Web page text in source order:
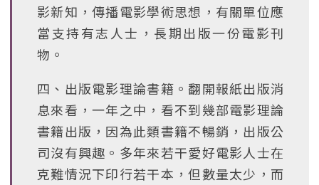
影新知，傳播電影學術思想，有關單位應
當支持有志人士，長期出版一份電影刊
物。
四、出版電影理論書籍。翻開報紙出版消
息來看，一年之中，看不到幾部電影理論
書籍出版，因為此類書籍不暢銷，出版公
司沒有興趣。多年來若干愛好電影人士在
克難情況下印行若干本，但數量太少，而